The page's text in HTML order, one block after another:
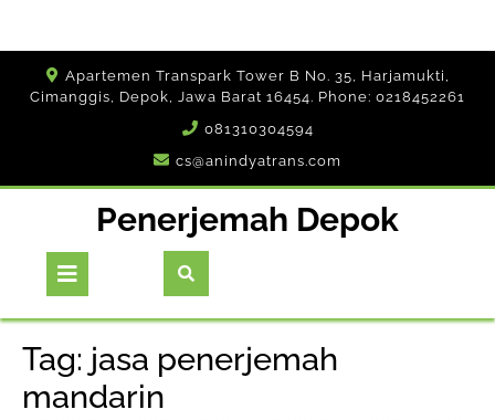
Apartemen Transpark Tower B No. 35, Harjamukti,
Cimanggis, Depok, Jawa Barat 16454. Phone: 0218452261
081310304594
cs@anindyatrans.com
Penerjemah Depok
Button
Tag: jasa penerjemah
mandarin